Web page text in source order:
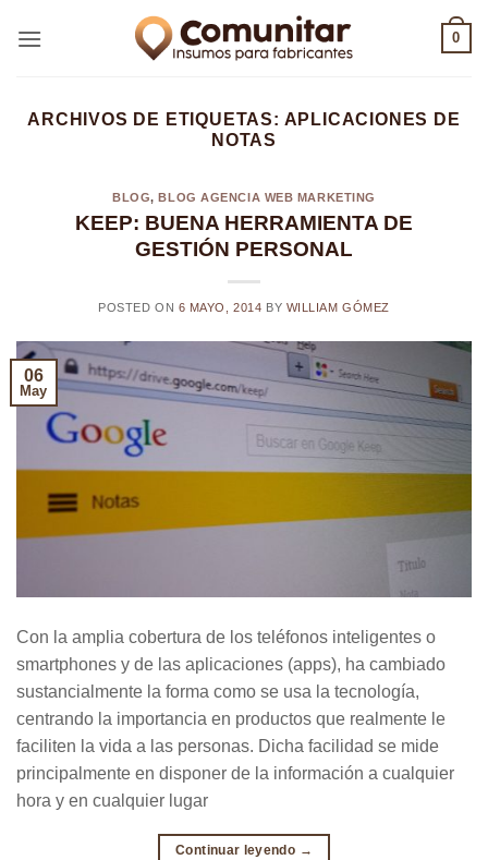
0
ARCHIVOS DE ETIQUETAS: APLICACIONES DE
NOTAS
BLOG,BLOG AGENCIA WEB MARKETING
KEEP: BUENA HERRAMIENTA DE
GESTIÓN PERSONAL
POSTED ON 6 MAYO, 2014 BY WILLIAM GÓMEZ
06
May
Con la amplia cobertura de los teléfonos inteligentes o
smartphones y de las aplicaciones (apps), ha cambiado
sustancialmente la forma como se usa la tecnología,
centrando la importancia en productos que realmente le
faciliten la vida a las personas. Dicha facilidad se mide
principalmente en disponer de la información a cualquier
hora y en cualquier lugar
Continuar leyendo →